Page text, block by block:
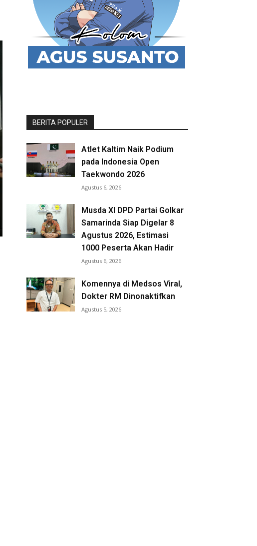
BERITA POPULER
Atlet Kaltim Naik Podium
pada Indonesia Open
Taekwondo 2026
Agustus 6, 2026
Musda XI DPD Partai Golkar
Samarinda Siap Digelar 8
Agustus 2026, Estimasi
1000 Peserta Akan Hadir
Agustus 6, 2026
Komennya di Medsos Viral,
Dokter RM Dinonaktifkan
Agustus 5, 2026